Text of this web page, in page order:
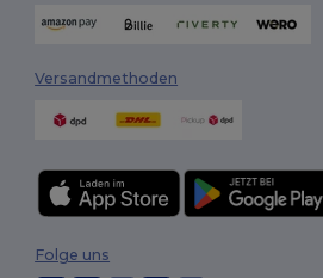
Versandmethoden
Folge uns